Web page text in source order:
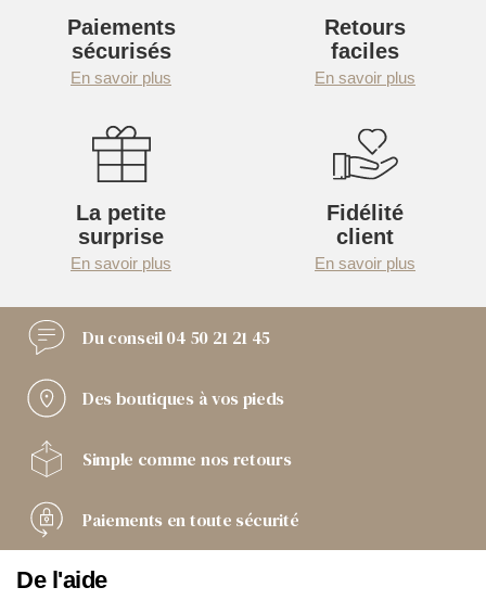
Paiements
sécurisés
En savoir plus
Retours
faciles
En savoir plus
La petite
surprise
En savoir plus
Fidélité
client
En savoir plus
Du conseil04 50 21 21 45
Des boutiques à vos pieds
Simple comme nos retours
Paiements en toute sécurité
De l'aide